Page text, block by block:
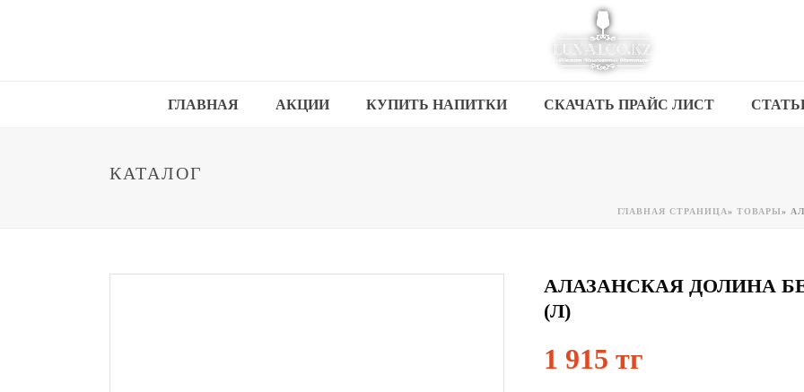
ГЛАВНАЯ АКЦИИ КУПИТЬ НАПИТКИ СКАЧАТЬ ПРАЙС ЛИСТ
КАТАЛОГ
ГЛАВНАЯ СТРАНИЦА» ТОВАРЫ»
АЛАЗАНСКАЯ ДОЛИНА
(Л)
1 915 тг